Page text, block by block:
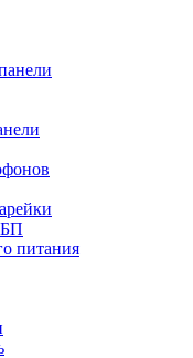
питания